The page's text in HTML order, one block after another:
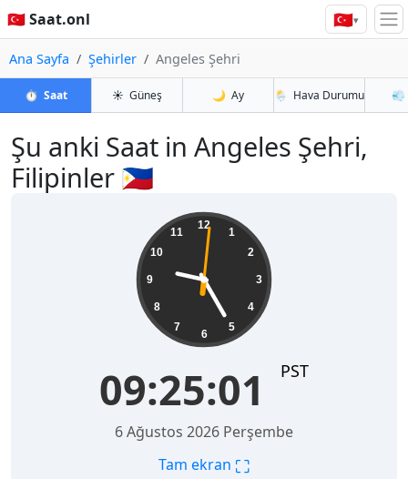
🇹🇷 Saat.onl 🇹🇷▾
Ana Sayfa Şehirler Angeles Şehri
⏱️ Saat ☀️ Güneş 🌙 Ay 🌦️ Hava Durumu 💨
Şu anki Saat in Angeles Şehri,
Filipinler 🇵🇭
12
1
2
3
4
5
6
7
8
9
10
11
09:25:01 PST
6 Ağustos 2026 Perşembe
Tam ekran ⛶